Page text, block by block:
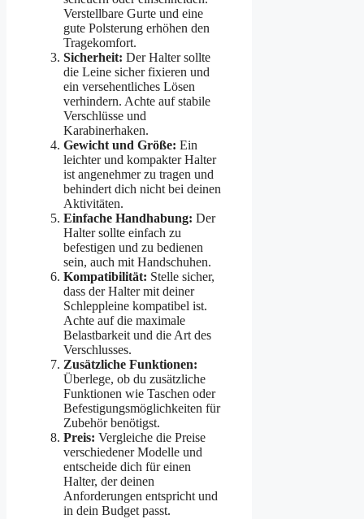
Verstellbare Gurte und eine
gute Polsterung erhöhen den
Tragekomfort.
Sicherheit: Der Halter sollte
die Leine sicher fixieren und
ein versehentliches Lösen
verhindern. Achte auf stabile
Verschlüsse und
Karabinerhaken.
Gewicht und Größe: Ein
leichter und kompakter Halter
ist angenehmer zu tragen und
behindert dich nicht bei deinen
Aktivitäten.
Einfache Handhabung: Der
Halter sollte einfach zu
befestigen und zu bedienen
sein, auch mit Handschuhen.
Kompatibilität: Stelle sicher,
dass der Halter mit deiner
Schleppleine kompatibel ist.
Achte auf die maximale
Belastbarkeit und die Art des
Verschlusses.
Zusätzliche Funktionen:
Überlege, ob du zusätzliche
Funktionen wie Taschen oder
Befestigungsmöglichkeiten für
Zubehör benötigst.
Preis: Vergleiche die Preise
verschiedener Modelle und
entscheide dich für einen
Halter, der deinen
Anforderungen entspricht und
in dein Budget passt.